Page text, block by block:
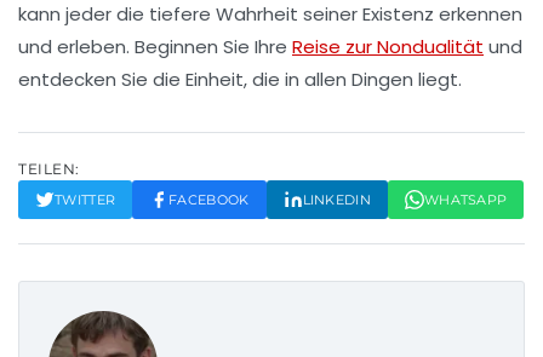
kann jeder die tiefere Wahrheit seiner Existenz erkennen
und erleben. Beginnen Sie Ihre Reise zur Nondualität und
entdecken Sie die Einheit, die in allen Dingen liegt.
TEILEN:
TWITTER FACEBOOK LINKEDIN WHATSAPP